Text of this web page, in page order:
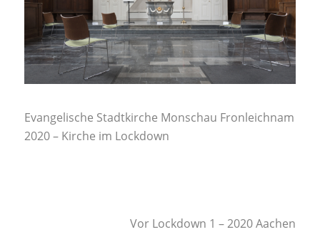
Evangelische Stadtkirche Monschau Fronleichnam
2020 – Kirche im Lockdown
Vor Lockdown 1 – 2020 Aachen